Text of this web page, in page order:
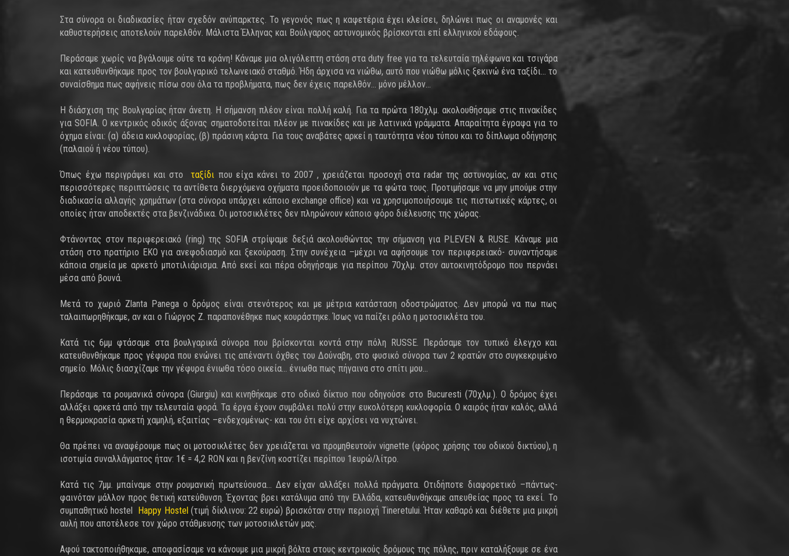
Στα σύνορα οι διαδικασίες ήταν σχεδόν ανύπαρκτες. Το γεγονός πως η καφετέρια έχει κλείσει, δηλώνει πως οι αναμονές και
καθυστερήσεις αποτελούν παρελθόν. Μάλιστα Έλληνας και Βούλγαρος αστυνομικός βρίσκονται επί ελληνικού εδάφους.
Περάσαμε χωρίς να βγάλουμε ούτε τα κράνη! Κάναμε μια ολιγόλεπτη στάση στα duty free για τα τελευταία τηλέφωνα και τσιγάρα
και κατευθυνθήκαμε προς τον βουλγαρικό τελωνειακό σταθμό. Ήδη άρχισα να νιώθω, αυτό που νιώθω μόλις ξεκινώ ένα ταξίδι… το
συναίσθημα πως αφήνεις πίσω σου όλα τα προβλήματα, πως δεν έχεις παρελθόν… μόνο μέλλον…
Η διάσχιση της Βουλγαρίας ήταν άνετη. Η σήμανση πλέον είναι πολλή καλή. Για τα πρώτα 180χλμ. ακολουθήσαμε στις πινακίδες
για SOFIA. Ο κεντρικός οδικός άξονας σηματοδοτείται πλέον με πινακίδες και με λατινικά γράμματα. Απαραίτητα έγραφα για το
όχημα είναι: (α) άδεια κυκλοφορίας, (β) πράσινη κάρτα. Για τους αναβάτες αρκεί η ταυτότητα νέου τύπου και το δίπλωμα οδήγησης
(παλαιού ή νέου τύπου).
Όπως έχω περιγράψει και στοταξίδι που είχα κάνει το 2007 , χρειάζεται προσοχή στα radar της αστυνομίας, αν και στις
περισσότερες περιπτώσεις τα αντίθετα διερχόμενα οχήματα προειδοποιούν με τα φώτα τους. Προτιμήσαμε να μην μπούμε στην
διαδικασία αλλαγής χρημάτων (στα σύνορα υπάρχει κάποιο exchange office) και να χρησιμοποιήσουμε τις πιστωτικές κάρτες, οι
οποίες ήταν αποδεκτές στα βενζινάδικα. Οι μοτοσικλέτες δεν πληρώνουν κάποιο φόρο διέλευσης της χώρας.
Φτάνοντας στον περιφερειακό (ring) της SOFIA στρίψαμε δεξιά ακολουθώντας την σήμανση για PLEVEN & RUSE. Κάναμε μια
στάση στο πρατήριο ΕΚΟ για ανεφοδιασμό και ξεκούραση. Στην συνέχεια –μέχρι να αφήσουμε τον περιφερειακό- συναντήσαμε
κάποια σημεία με αρκετό μποτιλιάρισμα. Από εκεί και πέρα οδηγήσαμε για περίπου 70χλμ. στον αυτοκινητόδρομο που περνάει
μέσα από βουνά.
Μετά το χωριό Zlanta Panega ο δρόμος είναι στενότερος και με μέτρια κατάσταση οδοστρώματος. Δεν μπορώ να πω πως
ταλαιπωρηθήκαμε, αν και ο Γιώργος Ζ. παραπονέθηκε πως κουράστηκε. Ίσως να παίζει ρόλο η μοτοσικλέτα του.
Κατά τις 6μμ φτάσαμε στα βουλγαρικά σύνορα που βρίσκονται κοντά στην πόλη RUSSE. Περάσαμε τον τυπικό έλεγχο και
κατευθυνθήκαμε προς γέφυρα που ενώνει τις απέναντι όχθες του Δούναβη, στο φυσικό σύνορα των 2 κρατών στο συγκεκριμένο
σημείο. Μόλις διασχίζαμε την γέφυρα ένιωθα τόσο οικεία… ένιωθα πως πήγαινα στο σπίτι μου…
Περάσαμε τα ρουμανικά σύνορα (Giurgiu) και κινηθήκαμε στο οδικό δίκτυο που οδηγούσε στο Bucuresti (70χλμ.). Ο δρόμος έχει
αλλάξει αρκετά από την τελευταία φορά. Τα έργα έχουν συμβάλει πολύ στην ευκολότερη κυκλοφορία. Ο καιρός ήταν καλός, αλλά
η θερμοκρασία αρκετή χαμηλή, εξαιτίας –ενδεχομένως- και του ότι είχε αρχίσει να νυχτώνει.
Θα πρέπει να αναφέρουμε πως οι μοτοσικλέτες δεν χρειάζεται να προμηθευτούν vignette (φόρος χρήσης του οδικού δικτύου), η
ισοτιμία συναλλάγματος ήταν: 1€ = 4,2 RON και η βενζίνη κοστίζει περίπου 1ευρώ/λίτρο.
Κατά τις 7μμ. μπαίναμε στην ρουμανική πρωτεύουσα… Δεν είχαν αλλάξει πολλά πράγματα. Οτιδήποτε διαφορετικό –πάντως-
φαινόταν μάλλον προς θετική κατεύθυνση. Έχοντας βρει κατάλυμα από την Ελλάδα, κατευθυνθήκαμε απευθείας προς τα εκεί. Το
συμπαθητικό hostel Happy Hostel(τιμή δίκλινου: 22 ευρώ) βρισκόταν στην περιοχή Tineretului. Ήταν καθαρό και διέθετε μια μικρή
αυλή που αποτέλεσε τον χώρο στάθμευσης των μοτοσικλετών μας.
Αφού τακτοποιήθηκαμε, αποφασίσαμε να κάνουμε μια μικρή βόλτα στους κεντρικούς δρόμους της πόλης, πριν καταλήξουμε σε ένα